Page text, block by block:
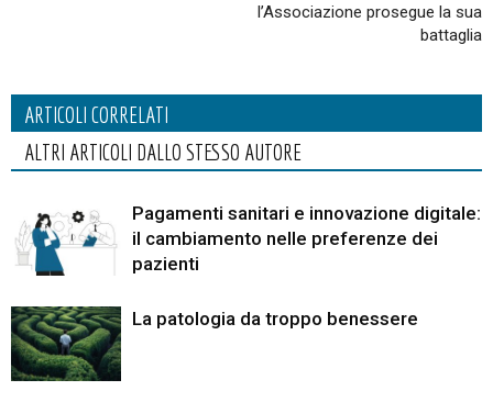
l’Associazione prosegue la sua
battaglia
ARTICOLI CORRELATI
ALTRI ARTICOLI DALLO STESSO AUTORE
Pagamenti sanitari e innovazione digitale:
il cambiamento nelle preferenze dei
pazienti
La patologia da troppo benessere